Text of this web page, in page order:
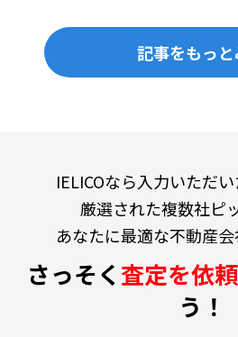
記事をもっと
IELICOなら入力いただ
厳選された複数社ピ
あなたに最適な不動産
さっそく 査定を依頼
う！